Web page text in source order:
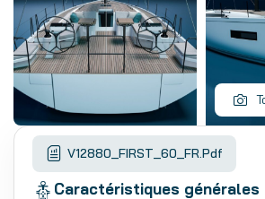
V12880_FIRST_60_FR.pdf
Caractéristiques générales